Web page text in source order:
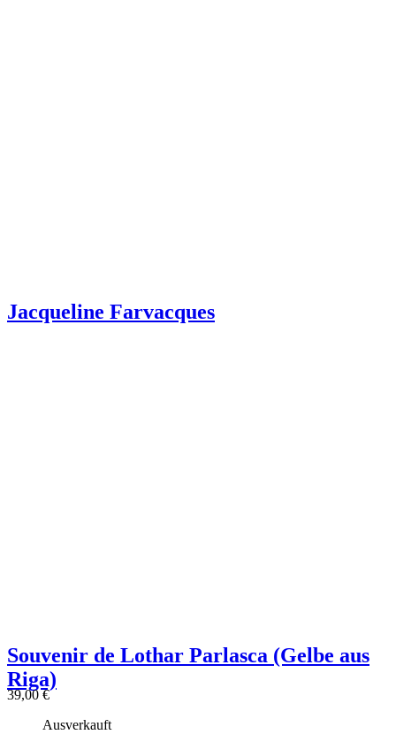
Jacqueline Farvacques
Souvenir de Lothar Parlasca (Gelbe aus
Riga)
39,00€
Ausverkauft